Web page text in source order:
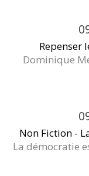
Repenser
Dominique
Non Fiction -
La démocratie